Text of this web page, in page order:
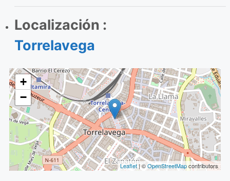
Localización :
Torrelavega
+
−
Leaflet| ©OpenStreetMapcontributors